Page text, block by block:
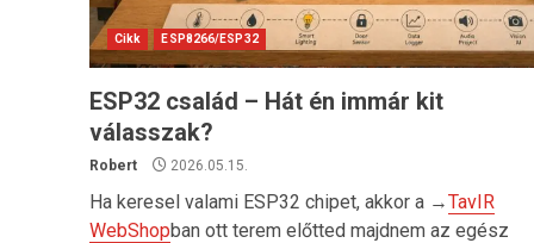
Cikk ESP8266/ESP32
ESP32 család – Hát én immár kit
válasszak?
Robert 2026.05.15.
Ha keresel valami ESP32 chipet, akkor a →TavIR
WebShopban ott terem előtted majdnem az egész